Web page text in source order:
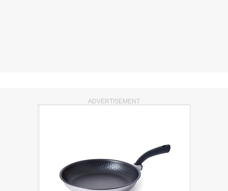
ADVERTISEMENT